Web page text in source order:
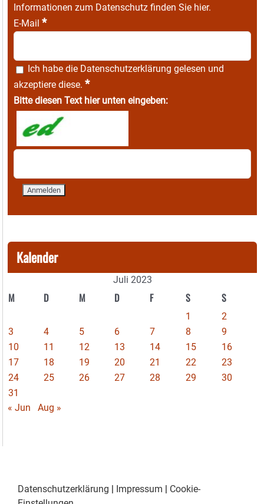
Informationen zum Datenschutz finden Sie hier.
E-Mail *
Ich habe die Datenschutzerklärung gelesen und
akzeptiere diese. *
Bitte diesen Text hier unten eingeben:
Kalender
Juli 2023
M D M D F S S
1
2
3
4 5 6 7 8
9
10
11 12 13 14 15
16
17
18 19 20 21 22
23
24
25 26 27 28 29
30
31
« Jun
Aug »
Datenschutzerklärung Impressum
Cookie-